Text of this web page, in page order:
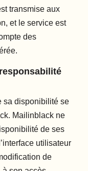
transmise aux
et le service est
des
sa disponibilité se
Mailinblack ne
de ses
utilisateur
de